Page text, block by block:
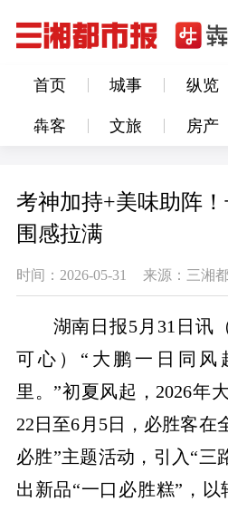
首页 城事 纵览
犇客 文旅 房产
考神加持+美味助阵
围感拉满
时间：2026-05-31 来源：三湘
湖南日报5月31日讯
可心）“大鹏一日同风
里。”初夏风起，2026年
22日至6月5日，必胜客在
必胜”主题活动，引入“三
出新品“一口必胜糕”，